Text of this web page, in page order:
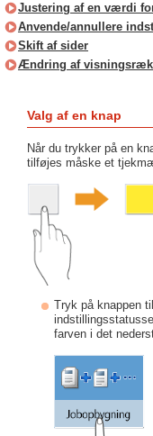
Justering af en værdi
Anvende/annullere
Skift af sider
Ændring af
Valg af en knap
Når du trykker på en
tilføjes måske et
Tryk på knappen
farven i det